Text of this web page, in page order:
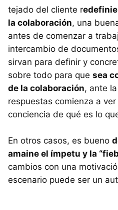
tejado del cliente r
la colaboración, una
antes de comenzar a
intercambio de
sirvan para definir y
sobre todo para que sea
de la colaboración, ante
respuestas comienza a
conciencia de qué es lo
En otros casos, es bueno
amaine el ímpetu y la
cambios con una
escenario puede ser un